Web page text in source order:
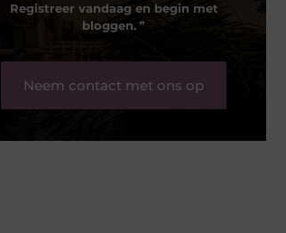
Registreer vandaag en begin met
bloggen.❞
Neem contact met ons op